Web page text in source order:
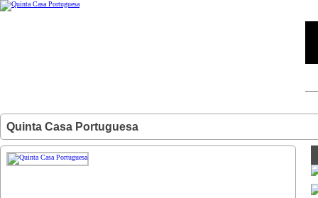
Quinta Casa Portuguesa